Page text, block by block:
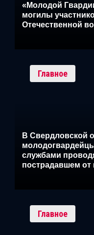
«Молодой
могилы
Отечественной
Главное
В Свердловской
службами
пострадавшем от
Главное